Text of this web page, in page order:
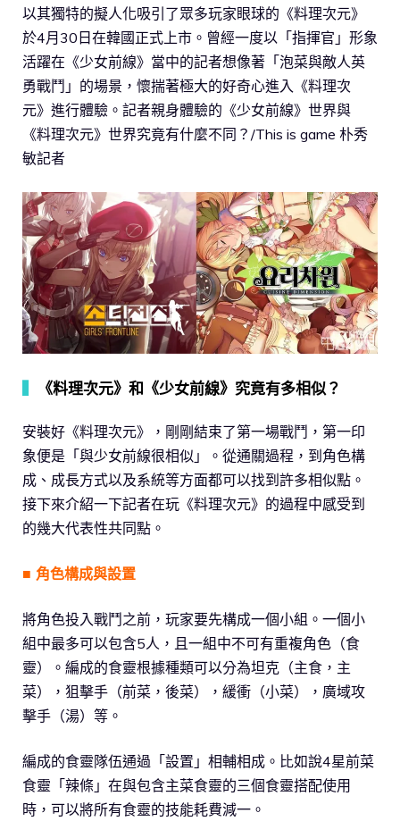
以其獨特的擬人化吸引了眾多玩家眼球的《料理次元》
於4月30日在韓國正式上市。曾經一度以「指揮官」形象
活躍在《少女前線》當中的記者想像著「泡菜與敵人英
勇戰鬥」的場景，懷揣著極大的好奇心進入《料理次
元》進行體驗。記者親身體驗的《少女前線》世界與
《料理次元》世界究竟有什麼不同？/This is game 朴秀
敏記者
《料理次元》和《少女前線》究竟有多相似？
安裝好《料理次元》，剛剛結束了第一場戰鬥，第一印
象便是「與少女前線很相似」。從通關過程，到角色構
成、成長方式以及系統等方面都可以找到許多相似點。
接下來介紹一下記者在玩《料理次元》的過程中感受到
的幾大代表性共同點。
■ 角色構成與設置
將角色投入戰鬥之前，玩家要先構成一個小組。一個小
組中最多可以包含5人，且一組中不可有重複角色（食
靈）。編成的食靈根據種類可以分為坦克（主食，主
菜），狙擊手（前菜，後菜），緩衝（小菜），廣域攻
擊手（湯）等。
編成的食靈隊伍通過「設置」相輔相成。比如說4星前菜
食靈「辣條」在與包含主菜食靈的三個食靈搭配使用
時，可以將所有食靈的技能耗費減一。